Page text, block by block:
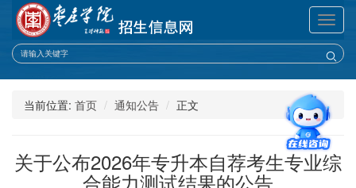
展
开
导
当前位置: 首页 通知公告 正文
关于公布2026年专升本自荐考生专业综
合能力测试结果的公告